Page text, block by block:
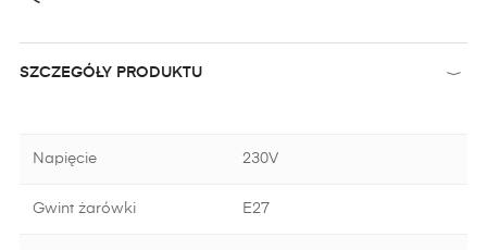
SZCZEGÓŁY PRODUKTU
Napięcie 230V
Gwint żarówki E27